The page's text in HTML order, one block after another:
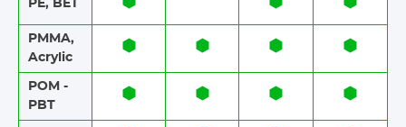
PE, BET
PMMA,
Acrylic
POM -
PBT